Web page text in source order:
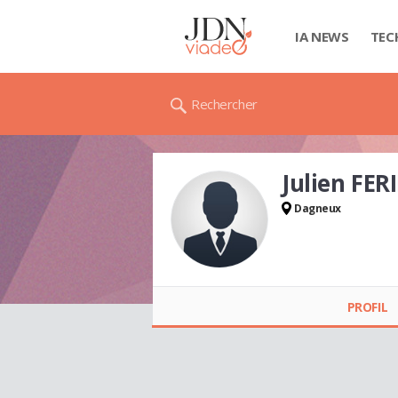
IA NEWS
Rechercher
Julien
Dagneux
PROFIL